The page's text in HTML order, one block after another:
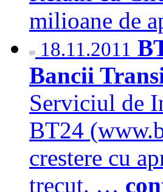
milioane de
18.11.2011
Bancii
Serviciul de
BT24
crestere cu
trecut. …